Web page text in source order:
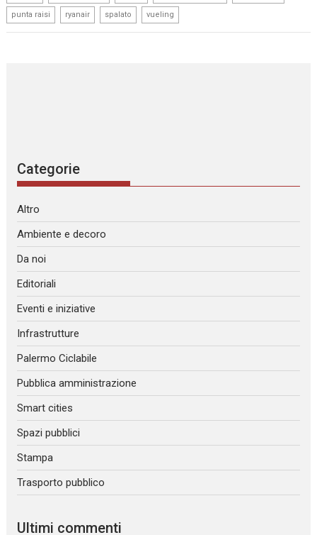
punta raisi ryanair spalato vueling
Categorie
Altro
Ambiente e decoro
Da noi
Editoriali
Eventi e iniziative
Infrastrutture
Palermo Ciclabile
Pubblica amministrazione
Smart cities
Spazi pubblici
Stampa
Trasporto pubblico
Ultimi commenti